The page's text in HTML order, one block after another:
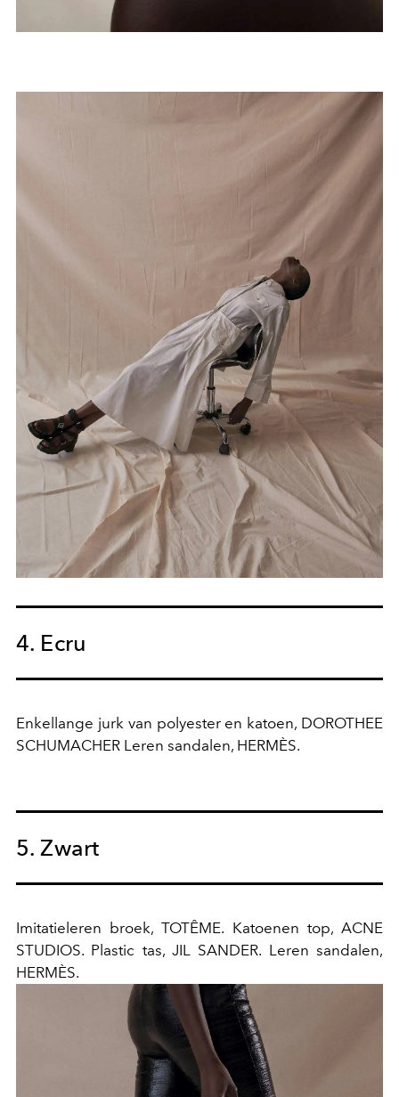
4. Ecru
Enkellange jurk van polyester en katoen, DOROTHEE
SCHUMACHER Leren sandalen, HERMÈS.
5. Zwart
Imitatieleren broek, TOTÊME. Katoenen top, ACNE
STUDIOS. Plastic tas, JIL SANDER. Leren sandalen,
HERMÈS.